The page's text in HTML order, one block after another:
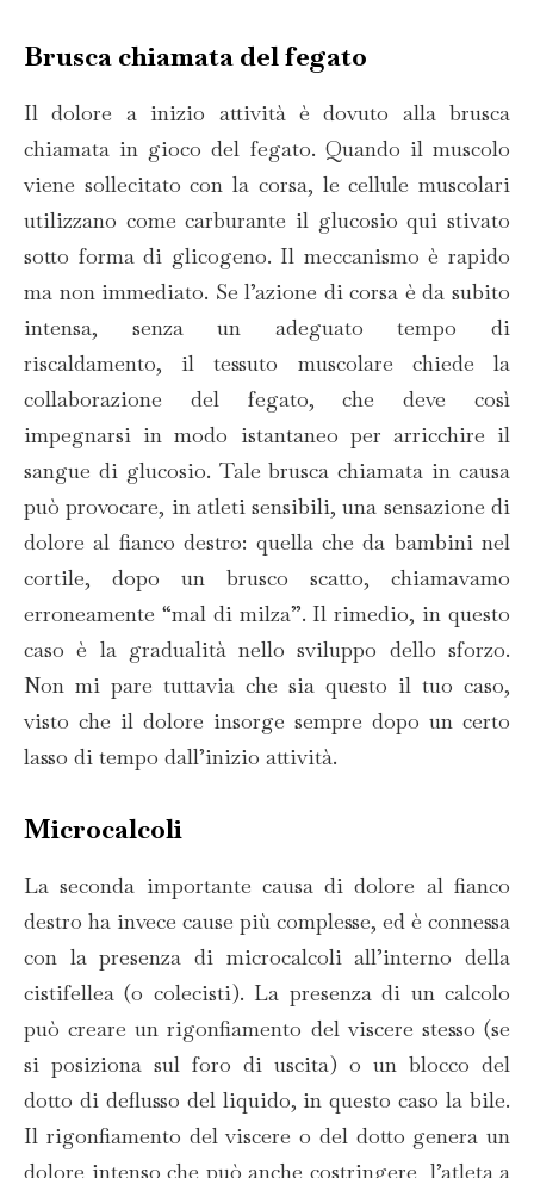
Brusca chiamata del fegato
Il dolore a inizio attività è dovuto alla brusca
chiamata in gioco del fegato. Quando il muscolo
viene sollecitato con la corsa, le cellule muscolari
utilizzano come carburante il glucosio qui stivato
sotto forma di glicogeno. Il meccanismo è rapido
ma non immediato. Se l’azione di corsa è da subito
intensa, senza un adeguato tempo di
riscaldamento, il tessuto muscolare chiede la
collaborazione del fegato, che deve così
impegnarsi in modo istantaneo per arricchire il
sangue di glucosio. Tale brusca chiamata in causa
può provocare, in atleti sensibili, una sensazione di
dolore al fianco destro: quella che da bambini nel
cortile, dopo un brusco scatto, chiamavamo
erroneamente “mal di milza”. Il rimedio, in questo
caso è la gradualità nello sviluppo dello sforzo.
Non mi pare tuttavia che sia questo il tuo caso,
visto che il dolore insorge sempre dopo un certo
lasso di tempo dall’inizio attività.
Microcalcoli
La seconda importante causa di dolore al fianco
destro ha invece cause più complesse, ed è connessa
con la presenza di microcalcoli all’interno della
cistifellea (o colecisti). La presenza di un calcolo
può creare un rigonfiamento del viscere stesso (se
si posiziona sul foro di uscita) o un blocco del
dotto di deflusso del liquido, in questo caso la bile.
Il rigonfiamento del viscere o del dotto genera un
dolore intenso che può anche costringere l’atleta a